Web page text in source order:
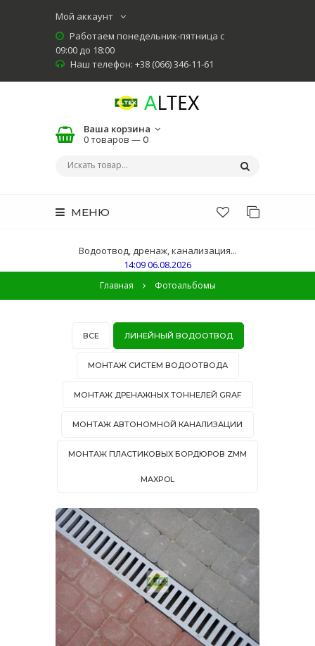
Мой аккаунт
Работаем понедельник-пятница с
09:00 до 18:00
Наш телефон: +38 (066) 346-11-61
Ваша корзина
0 товаров —0
МЕНЮ
Водоотвод, дренаж, канализация...
14:09 06.08.2026
Главная Фотоальбомы
ВСЕ ЛИНЕЙНЫЙ ВОДООТВОД
МОНТАЖ СИСТЕМ ВОДООТВОДА
МОНТАЖ ДРЕНАЖНЫХ ТОННЕЛЕЙ GRAF
МОНТАЖ АВТОНОМНОЙ КАНАЛИЗАЦИИ
МОНТАЖ ПЛАСТИКОВЫХ БОРДЮРОВ ZMM
MAXPOL